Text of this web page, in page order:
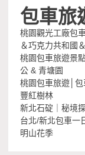
包車旅
桃園觀光工廠包
＆巧克力共和國
桃園包車旅遊景
公 & 青塘園
桃園包車旅遊│
豐紅樹林
新北石碇｜秘境
台北/新北包車一
明山花季